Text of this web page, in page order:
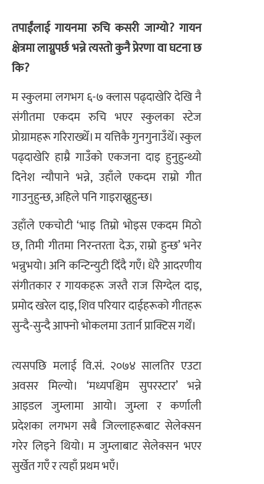
तपाईंलाई गायनमा रुचि कसरी जाग्यो? गायन
क्षेत्रमा लाग्नुपर्छ भन्ने त्यस्तो कुनै प्रेरणा वा घटना छ
कि?
म स्कुलमा लगभग ६-७ क्लास पढ्दाखेरि देखि नै
संगीतमा एकदम रुचि भएर स्कुलका स्टेज
प्रोग्रामहरू गरिराख्थेँ। म यत्तिकै गुनगुनाउँथेँ। स्कुल
पढ्दाखेरि हाम्रै गाउँको एकजना दाइ हुनुहुन्थ्यो
दिनेश न्यौपाने भन्ने, उहाँले एकदम राम्रो गीत
गाउनुहुन्छ, अहिले पनि गाइराख्नुहुन्छ।
उहाँले एकचोटी ‘भाइ तिम्रो भोइस एकदम मिठो
छ, तिमी गीतमा निरन्तरता देऊ, राम्रो हुन्छ’ भनेर
भन्नुभयो। अनि कन्टिन्युटी दिँदै गएँ। धेरै आदरणीय
संगीतकार र गायकहरू जस्तै राज सिग्देल दाइ,
प्रमोद खरेल दाइ, शिव परियार दाईहरूको गीतहरू
सुन्दै-सुन्दै आफ्नो भोकलमा उतार्न प्राक्टिस गर्थेँ।
त्यसपछि मलाई वि.सं. २०७४ सालतिर एउटा
अवसर मिल्यो। ‘मध्यपश्चिम सुपरस्टार’ भन्ने
आइडल जुम्लामा आयो। जुम्ला र कर्णाली
प्रदेशका लगभग सबै जिल्लाहरूबाट सेलेक्सन
गरेर लिइने थियो। म जुम्लाबाट सेलेक्सन भएर
सुर्खेत गएँ र त्यहाँ प्रथम भएँ।